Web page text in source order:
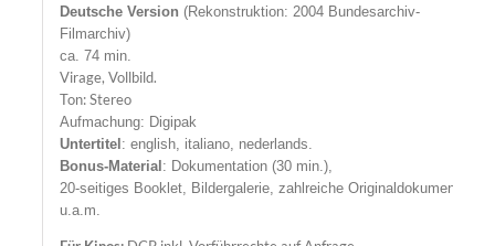
Deutsche Version (Rekonstruktion: 2004 Bundesarchiv-
Filmarchiv)
ca. 74 min.
Virage, Vollbild.
Ton: Stereo
Aufmachung: Digipak
Untertitel : english, italiano, nederlands.
Bonus-Material : Dokumentation (30 min.),
20-seitiges Booklet, Bildergalerie, zahlreiche Originaldokumente
u.a.m.